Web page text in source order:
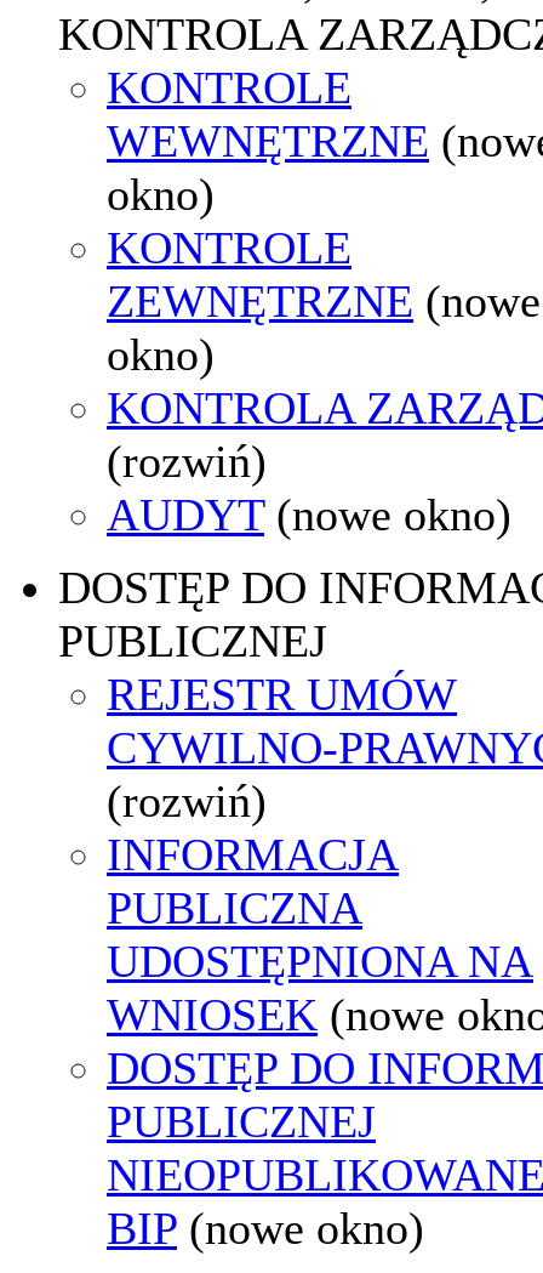
KONTROLA
KONTROLE
WEWNĘTRZNE
okno)
KONTROLE
ZEWNĘTRZNE (nowe
okno)
KONTROLA
(rozwiń)
AUDYT (nowe okno)
DOSTĘP DO
PUBLICZNEJ
REJESTR UMÓW
CYWILNO-
(rozwiń)
INFORMACJA
PUBLICZNA
UDOSTĘPNIONA NA
WNIOSEK (nowe
DOSTĘP DO
PUBLICZNEJ
BIP (nowe okno)